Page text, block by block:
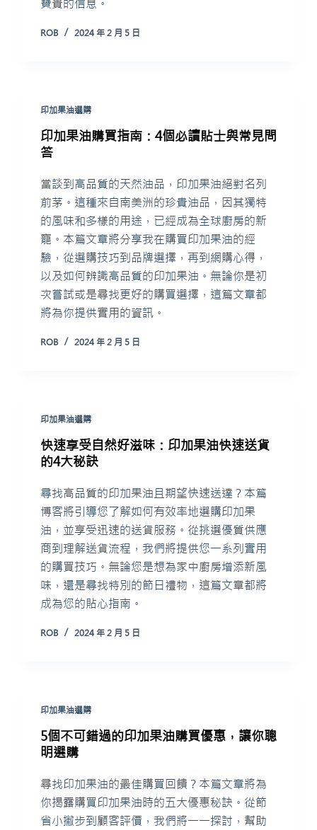
寶貴的信息。
ROB 2024 年 2 月 5 日
印加果油選購
印加果油購買指南：4個必讀貼士與常見問
答
當談到高品質的天然油品，印加果油絕對名列
前茅。這種來自南美洲的珍貴油品，因其獨特
的風味和多樣的用途，已經成為全球廚房的新
寵。本篇文章將分享我在購買印加果油的經
驗，從選購技巧到品牌選擇，再到網購心得，
以及如何辨識高品質的印加果油。無論你是初
次嘗試或是尋找更好的購買選擇，這篇文章都
將為你提供實用的資訊。
ROB 2024 年 2 月 5 日
印加果油選購
快速享受自然好滋味：印加果油快速送貨
的4大秘訣
尋找高品質的印加果油且期望快速送達？本篇
博客將引導您了解如何有效率地選購印加果
油，並享受迅速的送貨服務。從挑選優質供應
商到理解送貨流程，我們將提供您一系列實用
的購買技巧。無論您是想為家中廚房增添新風
味，還是尋找特別的節日禮物，這篇文章都將
成為您的貼心指南。
ROB 2024 年 2 月 5 日
印加果油選購
5個不可錯過的印加果油購買優惠，讓你聰
明選購
尋找印加果油的最佳購買回饋？本篇文章將為
你揭露購買印加果油時的五大優惠秘訣。從節
省小撇步到顧客評價，我們將一一探討，幫助